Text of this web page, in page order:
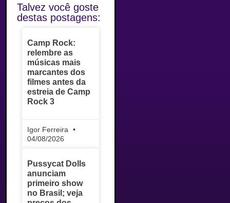
Talvez você goste
destas postagens:
Camp Rock:
relembre as
músicas mais
marcantes dos
filmes antes da
estreia de Camp
Rock 3
Igor Ferreira
04/08/2026
Pussycat Dolls
anunciam
primeiro show
no Brasil; veja